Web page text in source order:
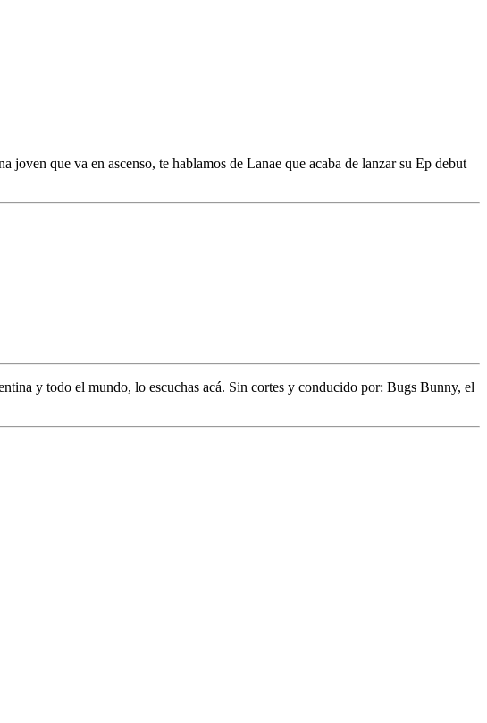
que va en ascenso, te hablamos de Lanae que acaba de lanzar su Ep debut
y todo el mundo, lo escuchas acá. Sin cortes y conducido por: Bugs Bunny, el